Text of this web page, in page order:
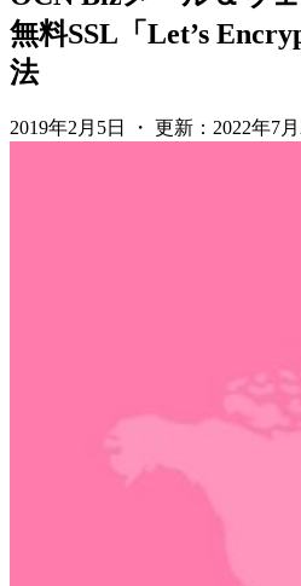
無料SSL「Let’s
法
2019年2月5日 ・ 更新： 2022年7月